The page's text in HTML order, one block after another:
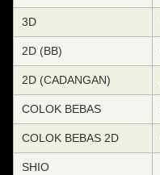
3D
2D (BB)
2D (CADANGAN)
COLOK BEBAS
COLOK BEBAS 2D
SHIO